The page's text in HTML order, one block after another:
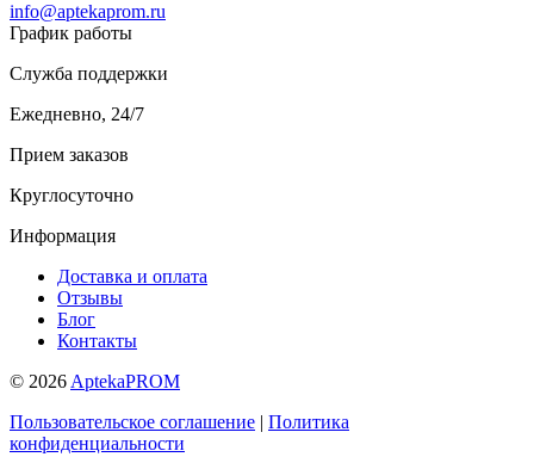
info@aptekaprom.ru
График работы
Служба поддержки
Ежедневно, 24/7
Прием заказов
Круглосуточно
Информация
Доставка и оплата
Отзывы
Блог
Контакты
© 2026 AptekaPROM
Пользовательское соглашение | Политика
конфиденциальности